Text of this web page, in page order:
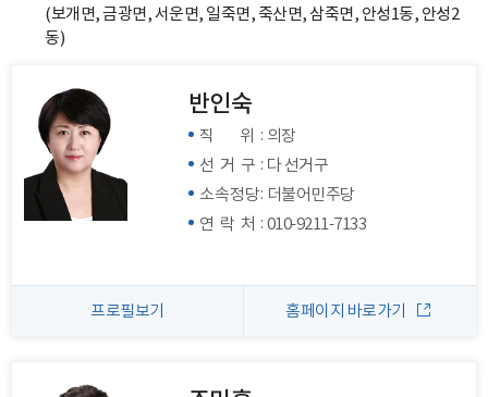
(보개면, 금광면, 서운면, 일죽면, 죽산면, 삼죽면, 안성1동, 안성2
동)
반인숙
직 위: 의장
선 거 구 : 다 선거구
소속정당: 더불어민주당
연 락 처 : 010-9211-7133
프로필보기 홈페이지 바로가기